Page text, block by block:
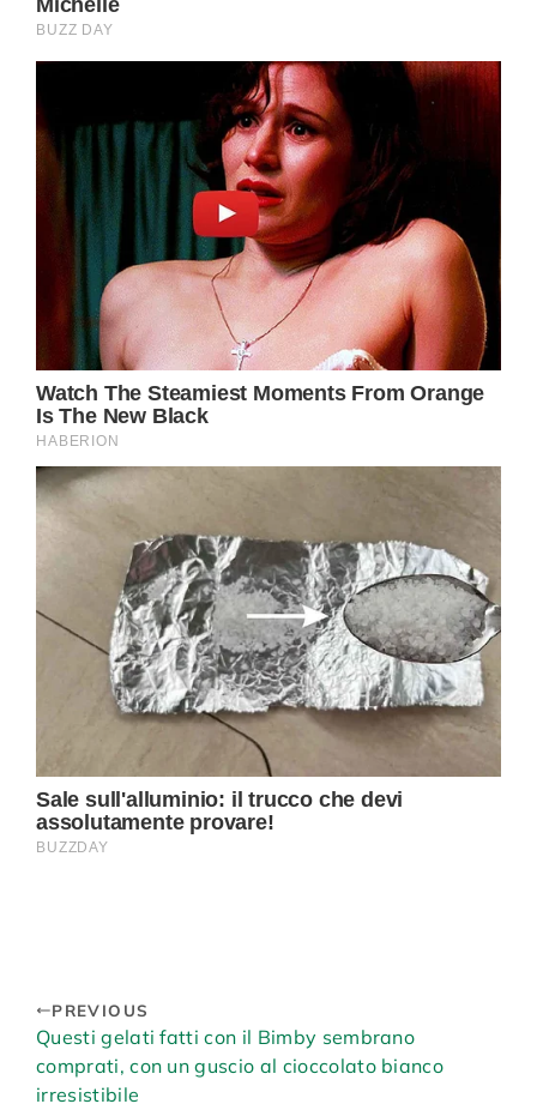
PREVIOUS
Questi gelati fatti con il Bimby sembrano
comprati, con un guscio al cioccolato bianco
irresistibile